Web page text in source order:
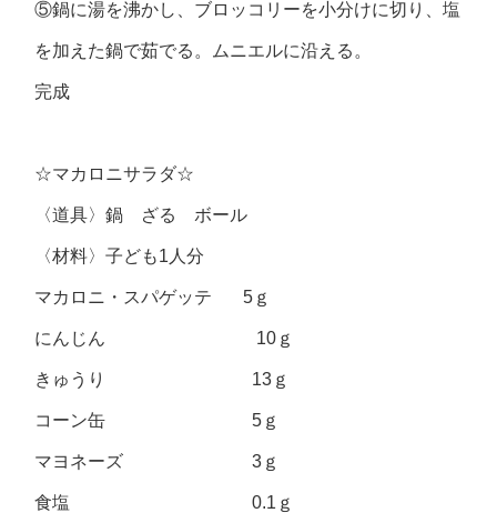
⑤鍋に湯を沸かし、ブロッコリーを小分けに切り、塩
を加えた鍋で茹でる。ムニエルに沿える。
完成
☆マカロニサラダ☆
〈道具〉鍋 ざる ボール
〈材料〉子ども1人分
マカロニ・スパゲッテ 5ｇ
にんじん 10ｇ
きゅうり 13ｇ
コーン缶 5ｇ
マヨネーズ 3ｇ
食塩 0.1ｇ